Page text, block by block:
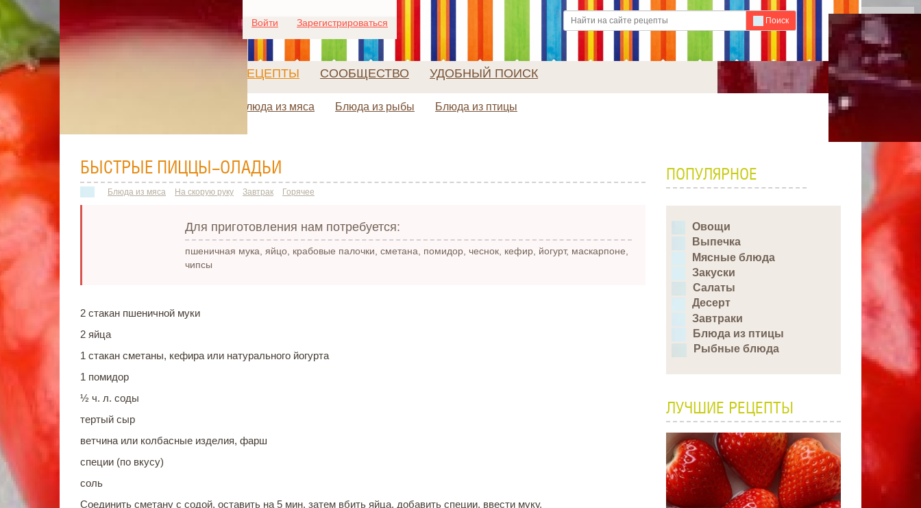
Войти Зарегистрироваться Поиск
РЕЦЕПТЫ СООБЩЕСТВО УДОБНЫЙ ПОИСК
Блюда из мяса Блюда из рыбы Блюда из птицы
БЫСТРЫЕ ПИЦЦЫ-ОЛАДЬИ
Блюда из мяса На скорую руку Завтрак Горячее
Для приготовления нам потребуется:
пшеничная мука, яйцо, крабовые палочки, сметана, помидор, чеснок, кефир, йогурт, маскарпоне,
чипсы
2 стакан пшеничной муки
2 яйца
1 стакан сметаны, кефира или натурального йогурта
1 помидор
½ ч. л. соды
тертый сыр
ветчина или колбасные изделия, фарш
специи (по вкусу)
соль
Соединить сметану с содой, оставить на 5 мин, затем вбить яйца, добавить специи, ввести муку.
ПОПУЛЯРНОЕ
Овощи
Выпечка
Мясные блюда
Закуски
Салаты
Десерт
Завтраки
Блюда из птицы
Рыбные блюда
ЛУЧШИЕ РЕЦЕПТЫ
Для любых предложений по
сайту: ideaport@cp9.ru